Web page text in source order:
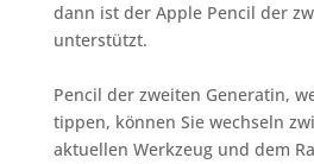
dann ist der Apple Pencil der
unterstützt.
Pencil der zweiten Generatin,
tippen, können Sie wechseln
aktuellen Werkzeug und dem